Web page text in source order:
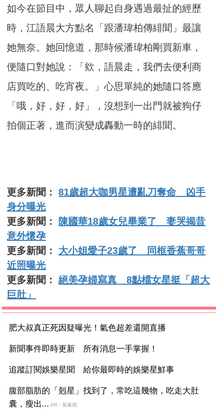
如今在節目中，眾人聊起自身遇過最扯的經歷
時，江語晨大方點名「跟潘瑋柏傳緋聞」最讓
她無奈。她回憶道，那時候潘瑋柏剛買新車，
便隨口對她說：「欸，語晨走，我們去便利商
店買吃的、吃宵夜。」心思單純的她隨口答應
「哦，好，好，好」，沒想到一出門就被狗仔
拍個正著，進而演變成轟動一時的緋聞。
更多新聞：81歲超大咖男星遭亂刀奪命 凶手
身分曝光
更多新聞：
陳國華18歲女兒畢業了 妻哭揭昔
意外懷孕
更多新聞： 大小姐愛子23歲了 同框香蕉哥哥
近照曝光
更多新聞：絕美孕婦寫真 8點檔女星挺「超大
巨肚」
肥大叔真正死因疑曝光！氣色超差還開直播
新聞事件即時更新 所有消息一手掌握！
追蹤訂閱娛樂星聞 給你最即時的娛樂星鮮事
腹部脂肪的「剋星」找到了，常吃這幾物，吃走大肚
囊，瘦出... PR・新素簡